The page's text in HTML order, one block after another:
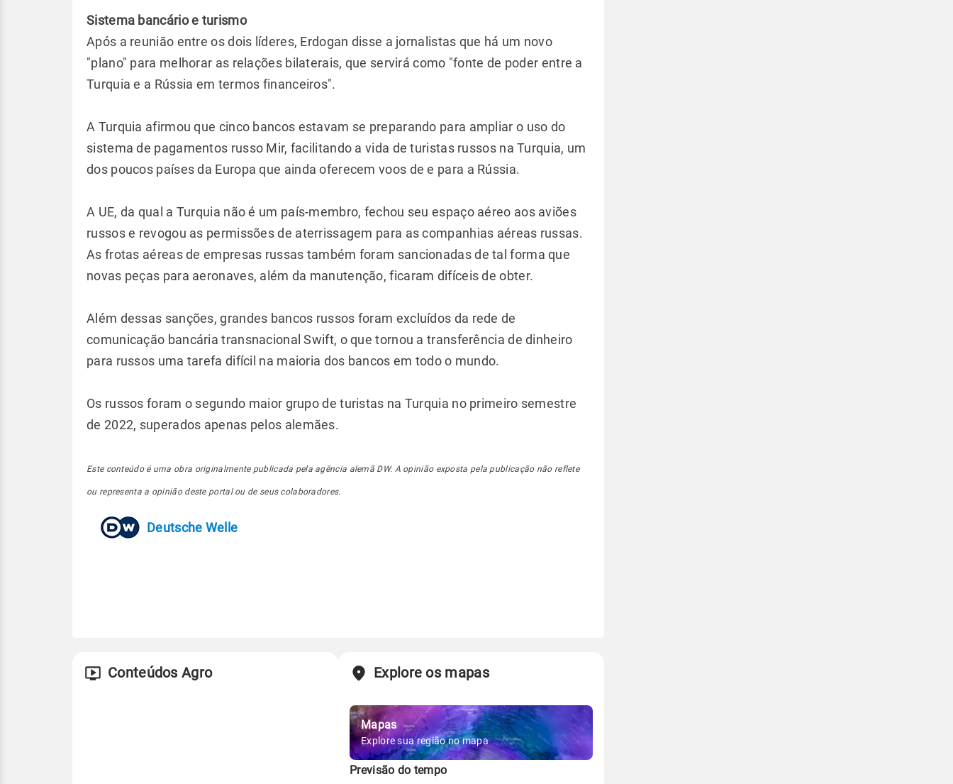
Sistema bancário e turismo
Após a reunião entre os dois líderes, Erdogan disse a jornalistas que há um novo
"plano" para melhorar as relações bilaterais, que servirá como "fonte de poder entre a
Turquia e a Rússia em termos financeiros".
A Turquia afirmou que cinco bancos estavam se preparando para ampliar o uso do
sistema de pagamentos russo Mir, facilitando a vida de turistas russos na Turquia, um
dos poucos países da Europa que ainda oferecem voos de e para a Rússia.
A UE, da qual a Turquia não é um país-membro, fechou seu espaço aéreo aos aviões
russos e revogou as permissões de aterrissagem para as companhias aéreas russas.
As frotas aéreas de empresas russas também foram sancionadas de tal forma que
novas peças para aeronaves, além da manutenção, ficaram difíceis de obter.
Além dessas sanções, grandes bancos russos foram excluídos da rede de
comunicação bancária transnacional Swift, o que tornou a transferência de dinheiro
para russos uma tarefa difícil na maioria dos bancos em todo o mundo.
Os russos foram o segundo maior grupo de turistas na Turquia no primeiro semestre
de 2022, superados apenas pelos alemães.
Este conteúdo é uma obra originalmente publicada pela agência alemã DW. A opinião exposta pela publicação não reflete
ou representa a opinião deste portal ou de seus colaboradores.
Deutsche Welle
Conteúdos Agro Explore os mapas
Mapas
Explore sua região no mapa
Previsão do tempo